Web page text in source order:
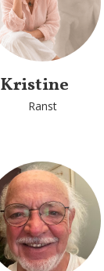
Kristine
Ranst